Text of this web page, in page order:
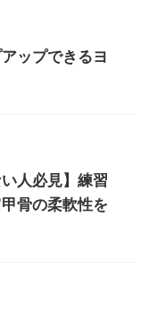
ップできるヨ
人必見】練習
骨の柔軟性を